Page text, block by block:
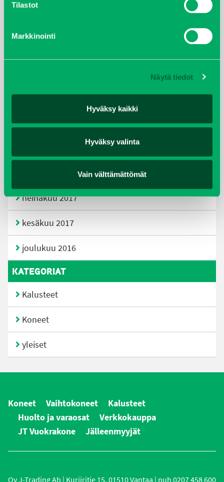
Tilastot
Markkinointi
Näytä tiedot
Hyväksy kaikki
Hyväksy valinta
Vain välttämättömät
helmikuu 2019
elokuu 2018
heinäkuu 2017
kesäkuu 2017
joulukuu 2016
KATEGORIAT
Kalusteet
Koneet
yleiset
Koneet Vaihtokoneet
Kalusteet
Huolto ja varaosat
Verkkokauppa
JT Vuokrakone
Jälleenmyyjät
Oy J-Trading Ab | Kuriiritie 15, 01510 Vantaa | puh 0207 458 600